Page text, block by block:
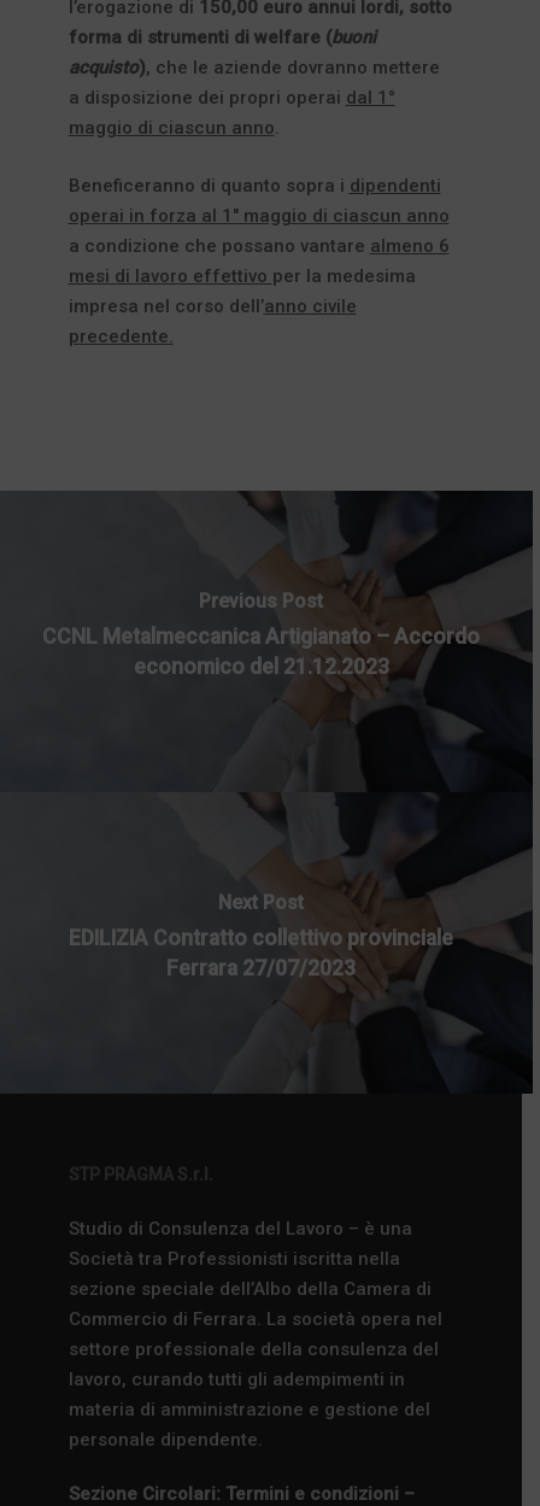
l’erogazione di 150,00 euro annui lordi, sotto
forma di strumenti di welfare (buoni
acquisto), che le aziende dovranno mettere
a disposizione dei propri operai dal 1°
maggio di ciascun anno.
Beneficeranno di quanto sopra i dipendenti
operai in forza al 1″ maggio di ciascun anno
a condizione che possano vantare almeno 6
mesi di lavoro effettivo per la medesima
impresa nel corso dell’anno civile
precedente.
Previous Post
CCNL Metalmeccanica Artigianato – Accordo
economico del 21.12.2023
Next Post
EDILIZIA Contratto collettivo provinciale
Ferrara 27/07/2023
STP PRAGMA S.r.l.
Studio di Consulenza del Lavoro – è una
Società tra Professionisti iscritta nella
sezione speciale dell’Albo della Camera di
Commercio di Ferrara. La società opera nel
settore professionale della consulenza del
lavoro, curando tutti gli adempimenti in
materia di amministrazione e gestione del
personale dipendente.
Sezione Circolari: Termini e condizioni –